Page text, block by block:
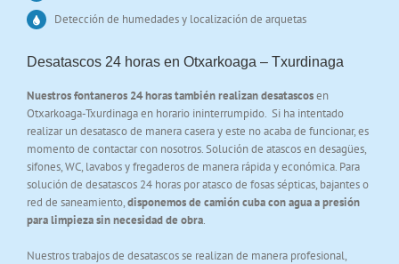
Detección de humedades y localización de arquetas
Desatascos 24 horas en Otxarkoaga – Txurdinaga
Nuestros fontaneros 24 horas también realizan desatascosen
Otxarkoaga-Txurdinaga en horario ininterrumpido. Si ha intentado
realizar un desatasco de manera casera y este no acaba de funcionar, es
momento de contactar con nosotros. Solución de atascos en desagües,
sifones, WC, lavabos y fregaderos de manera rápida y económica. Para
solución de desatascos 24 horas por atasco de fosas sépticas, bajantes o
red de saneamiento,disponemos de camión cuba con agua a presión
para limpieza sin necesidad de obra.
Nuestros trabajos de desatascos se realizan de manera profesional,